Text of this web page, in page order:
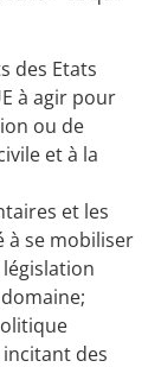
des Etats
à agir pour
ou de
et à la
et les
à se mobiliser
des